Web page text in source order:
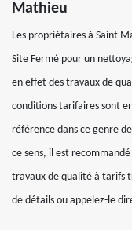
Mathieu
Les propriétaires à Saint
Site Fermé pour un
en effet des travaux de
conditions tarifaires sont
référence dans ce genre
ce sens, il est
travaux de qualité à tarifs
de détails ou appelez-le